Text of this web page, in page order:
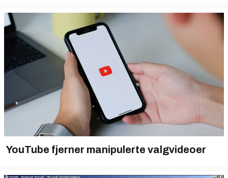
YouTube fjerner manipulerte valgvideoer